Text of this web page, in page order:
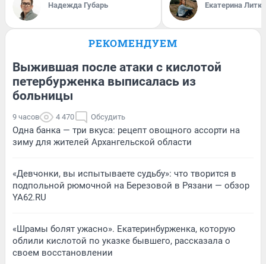
Надежда Губарь Екатерина
РЕКОМЕНДУЕМ
Выжившая после атаки с кислотой
петербурженка выписалась из
больницы
9 часов 4 470 Обсудить
Одна банка — три вкуса: рецепт овощного ассорти на
зиму для жителей Архангельской области
«Девчонки, вы испытываете судьбу»: что творится в
подпольной рюмочной на Березовой в Рязани — обзор
YA62.RU
«Шрамы болят ужасно». Екатеринбурженка, которую
облили кислотой по указке бывшего, рассказала о
своем восстановлении